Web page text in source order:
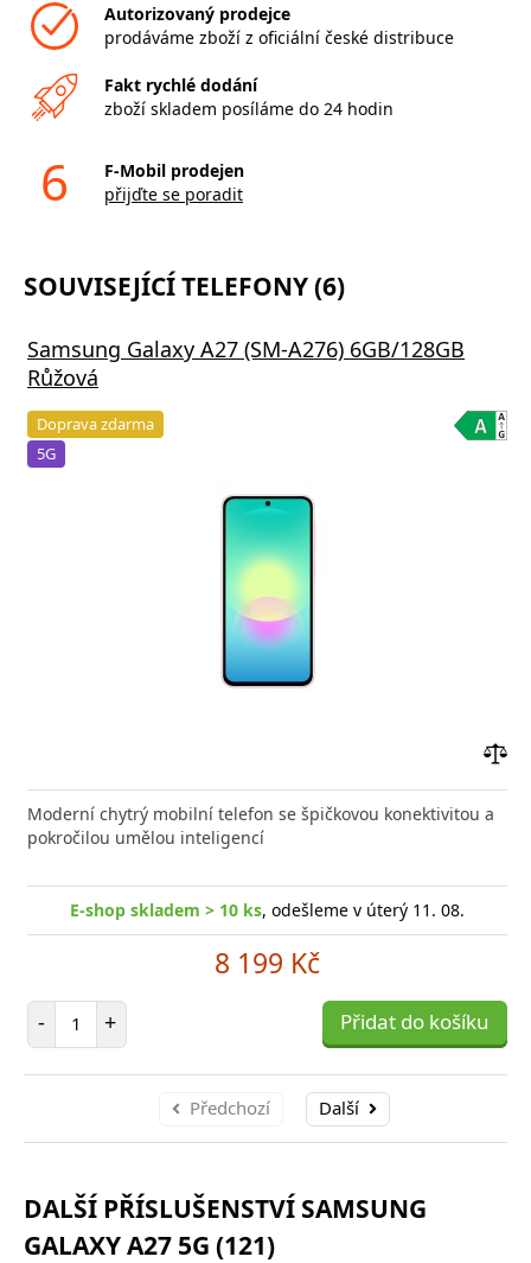
Autorizovaný prodejce
prodáváme zboží z oficiální české distribuce
Fakt rychlé dodání
zboží skladem posíláme do 24 hodin
6
F-Mobil prodejen
přijďte se poradit
SOUVISEJÍCÍ TELEFONY (6)
Samsung Galaxy A27 (SM-A276) 6GB/128GB
Růžová
Doprava zdarma
5G
Moderní chytrý mobilní telefon se špičkovou konektivitou a
pokročilou umělou inteligencí
E-shop skladem > 10 ks, odešleme v úterý 11. 08.
8 199 Kč
- Počet položek
+ Přidat do košíku
Předchozí Další
DALŠÍ PŘÍSLUŠENSTVÍ SAMSUNG
GALAXY A27 5G (121)